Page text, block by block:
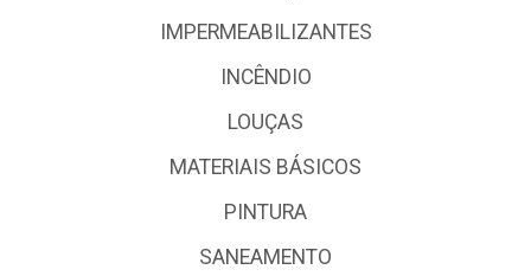
IMPERMEABILIZANTES
INCÊNDIO
LOUÇAS
MATERIAIS BÁSICOS
PINTURA
SANEAMENTO